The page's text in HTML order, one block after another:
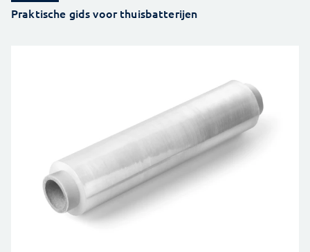
Praktische gids voor thuisbatterijen